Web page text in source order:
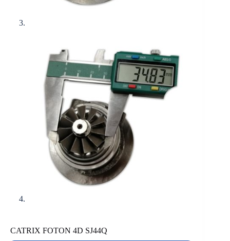
CATRIX FOTON 4D SJ44Q